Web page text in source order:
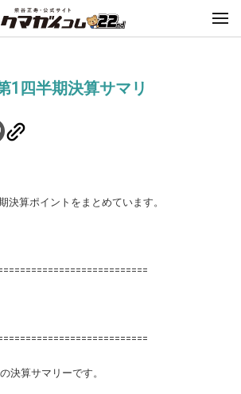
1四半期決算サマリ
決算ポイントをまとめています。
決算サマリーです。